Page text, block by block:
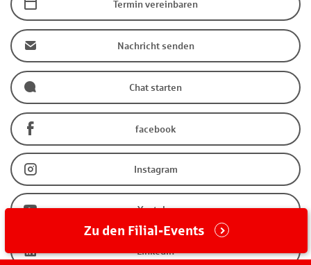
Zu den Filial-Events
Termin vereinbaren
Nachricht senden
Chat starten
facebook
Instagram
Youtube
LinkedIn